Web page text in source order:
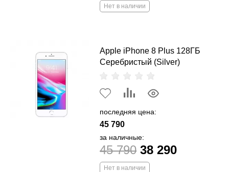
Нет в наличии
Apple iPhone 8 Plus 128ГБ
Серебристый (Silver)
последняя цена:
45 790
за наличные:
45 790 38 290
Нет в наличии